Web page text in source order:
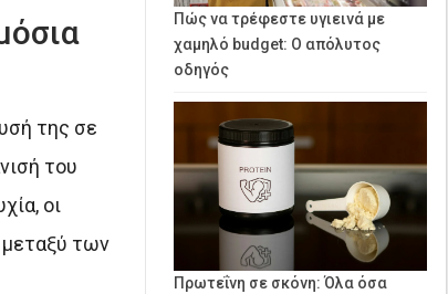
της σε
του
οι
μεταξύ των
Πώς να τρέφεστε υγιεινά με
χαμηλό budget: Ο απόλυτος
οδηγός
Πρωτεΐνη σε σκόνη: Όλα όσα